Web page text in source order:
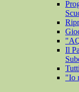
Il
"Io